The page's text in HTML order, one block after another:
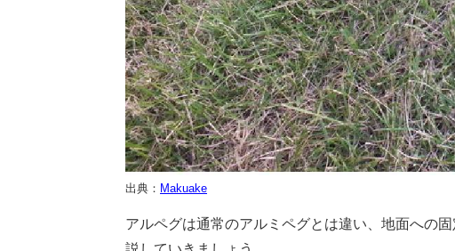
出典： Makuake
アルペグは通常のアルミペグとは違い、地面への